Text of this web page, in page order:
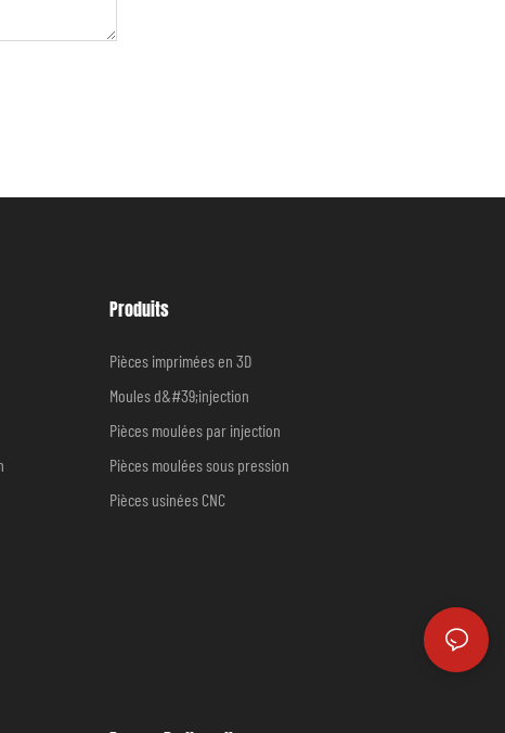
Produits
Pièces imprimées en 3D
Moules d&#39;injection
Pièces moulées par injection
Pièces moulées sous pression
Pièces usinées CNC